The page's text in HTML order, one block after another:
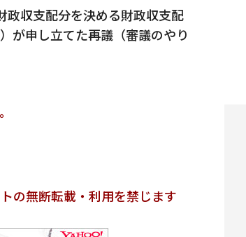
政収支配分を決める財政収支配
が申し立てた再議（審議のやり
の無断転載・利用を禁じます